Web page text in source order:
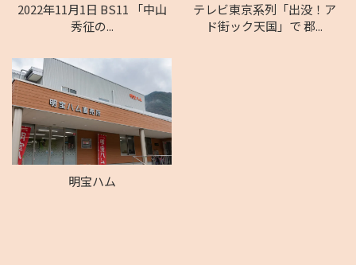
2022年11月1日 BS11 「中山
秀征の...
テレビ東京系列「出没！ア
ド街ック天国」で 郡...
明宝ハム